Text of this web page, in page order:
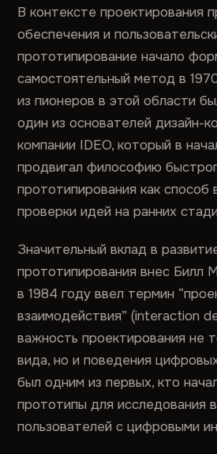
В контексте проектирования
обеспечения и
прототипирование начало
самостоятельный метод в
из пионеров в этой области
один из основателей дизайн-
компании IDEO, который в
продвигал философию
прототипирования как способ
проверки идей на ранних
Значительный вклад в
прототипирования внес Билл
в 1984 году ввел термин
взаимодействия” (interaction
важность проектирования не
вида, но и поведения
был одним из первых, кто
прототипы для исследования
пользователей с цифровыми